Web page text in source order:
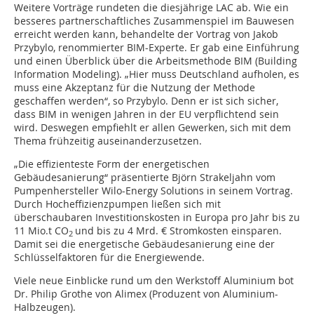
Weitere Vorträge rundeten die diesjährige LAC ab. Wie ein
besseres partnerschaftliches Zusammenspiel im Bauwesen
erreicht werden kann, behandelte der Vortrag von Jakob
Przybylo, renommierter BIM-Experte. Er gab eine Einführung
und einen Überblick über die Arbeitsmethode BIM (Building
Information Modeling). „Hier muss Deutschland aufholen, es
muss eine Akzeptanz für die Nutzung der Methode
geschaffen werden“, so Przybylo. Denn er ist sich sicher,
dass BIM in wenigen Jahren in der EU verpflichtend sein
wird. Deswegen empfiehlt er allen Gewerken, sich mit dem
Thema frühzeitig auseinanderzusetzen.
„Die effizienteste Form der energetischen
Gebäudesanierung“ präsentierte Björn Strakeljahn vom
Pumpenhersteller Wilo-Energy Solutions in seinem Vortrag.
Durch Hocheffizienzpumpen ließen sich mit
überschaubaren Investitionskosten in Europa pro Jahr bis zu
11 Mio.t CO2 und bis zu 4 Mrd. € Stromkosten einsparen.
Damit sei die energetische Gebäudesanierung eine der
Schlüsselfaktoren für die Energiewende.
Viele neue Einblicke rund um den Werkstoff Aluminium bot
Dr. Philip Grothe von Alimex (Produzent von Aluminium-
Halbzeugen).